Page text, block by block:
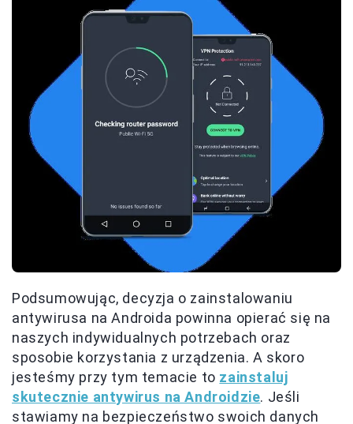
Podsumowując, decyzja o zainstalowaniu
antywirusa na Androida powinna opierać się na
naszych indywidualnych potrzebach oraz
sposobie korzystania z urządzenia. A skoro
jesteśmy przy tym temacie to zainstaluj
skutecznie antywirus na Androidzie. Jeśli
stawiamy na bezpieczeństwo swoich danych